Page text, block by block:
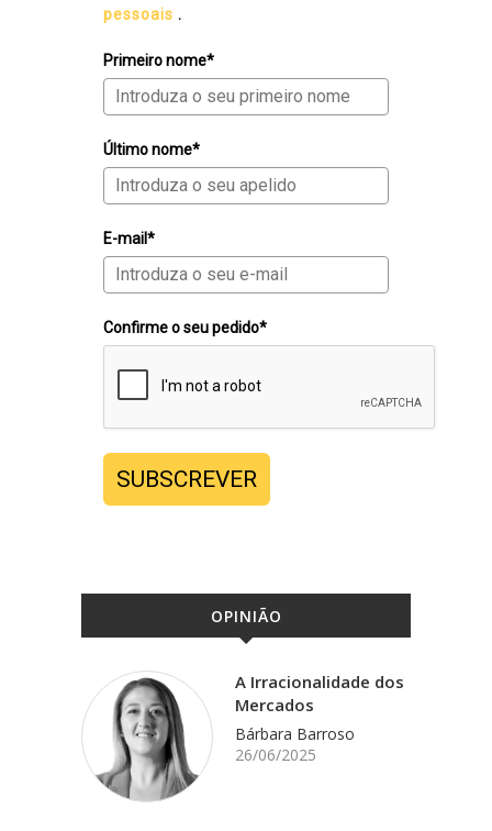
pessoais .
Primeiro nome*
Último nome*
E-mail*
Confirme o seu pedido*
SUBSCREVER
OPINIÃO
A Irracionalidade dos
Mercados
Bárbara Barroso
26/06/2025